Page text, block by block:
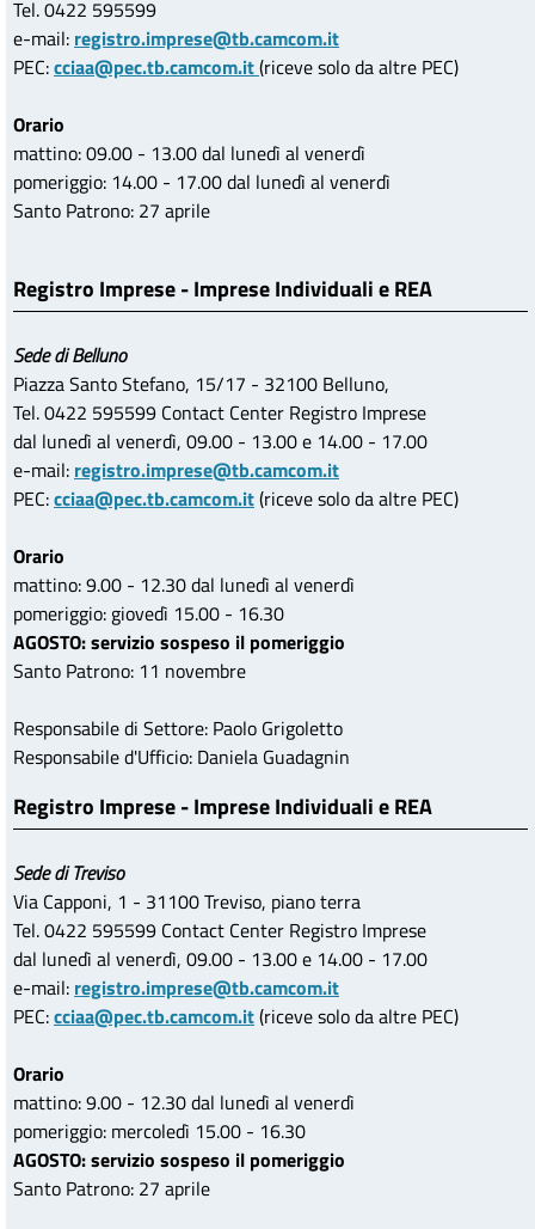
Tel. 0422 595599
e-mail: registro.imprese@tb.camcom.it
PEC:cciaa@pec.tb.camcom.it(riceve solo da altre PEC)
Orario
mattino: 09.00 - 13.00 dal lunedì al venerdì
pomeriggio: 14.00 - 17.00 dal lunedì al venerdì
Santo Patrono: 27 aprile
Registro Imprese - Imprese Individuali e REA
Sede di Belluno
Piazza Santo Stefano, 15/17 - 32100 Belluno,
Tel. 0422 595599 Contact Center Registro Imprese
dal lunedì al venerdì, 09.00 - 13.00 e 14.00 - 17.00
e-mail: registro.imprese@tb.camcom.it
PEC:cciaa@pec.tb.camcom.it(riceve solo da altre PEC)
Orario
mattino: 9.00 - 12.30 dal lunedì al venerdì
pomeriggio: giovedì 15.00 - 16.30
AGOSTO: servizio sospeso il pomeriggio
Santo Patrono: 11 novembre
Responsabile di Settore: Paolo Grigoletto
Responsabile d'Ufficio: Daniela Guadagnin
Registro Imprese - Imprese Individuali e REA
Sede di Treviso
Via Capponi, 1 - 31100 Treviso, piano terra
Tel. 0422 595599 Contact Center Registro Imprese
dal lunedì al venerdì, 09.00 - 13.00 e 14.00 - 17.00
e-mail: registro.imprese@tb.camcom.it
PEC:cciaa@pec.tb.camcom.it(riceve solo da altre PEC)
Orario
mattino: 9.00 - 12.30 dal lunedì al venerdì
pomeriggio: mercoledì 15.00 - 16.30
AGOSTO: servizio sospeso il pomeriggio
Santo Patrono: 27 aprile